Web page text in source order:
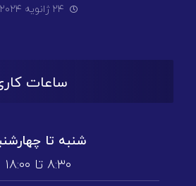
۲۴ ژانویه ۲۰۲۴
ساعات
شنبه تا
۸:۳۰ تا ۱۸:۰۰